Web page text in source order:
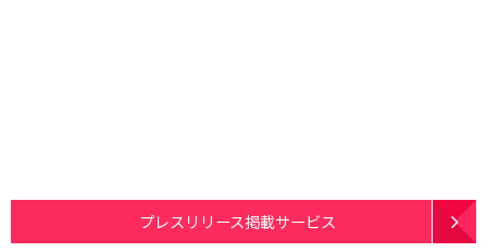
プレスリリース掲載サービス